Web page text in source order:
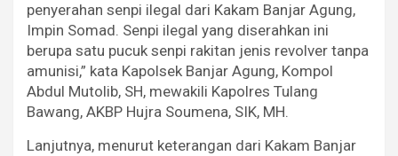
penyerahan senpi ilegal dari Kakam Banjar Agung,
Impin Somad. Senpi ilegal yang diserahkan ini
berupa satu pucuk senpi rakitan jenis revolver tanpa
amunisi,” kata Kapolsek Banjar Agung, Kompol
Abdul Mutolib, SH, mewakili Kapolres Tulang
Bawang, AKBP Hujra Soumena, SIK, MH.
Lanjutnya, menurut keterangan dari Kakam Banjar